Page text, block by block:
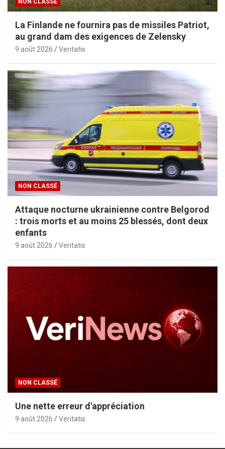
La Finlande ne fournira pas de missiles Patriot,
au grand dam des exigences de Zelensky
9 août 2026 Veritatis
NON CLASSÉ
Attaque nocturne ukrainienne contre Belgorod
: trois morts et au moins 25 blessés, dont deux
enfants
9 août 2026 Veritatis
NON CLASSÉ
Une nette erreur d'appréciation
9 août 2026 Veritatis